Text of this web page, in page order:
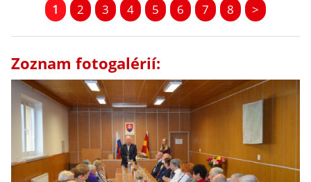
1 2 3 4 5 6 7 8 >
Zoznam fotogalérií: